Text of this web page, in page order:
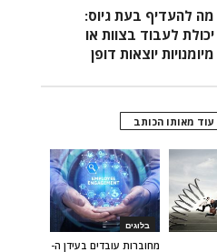
מה להעדיף בעת גיוס:
יכולת לעבוד בצוות או
מיומנויות יוצאות דופן
עוד מאותו הכותב
בלוגים
מחוברות עובדים בעידן ה-